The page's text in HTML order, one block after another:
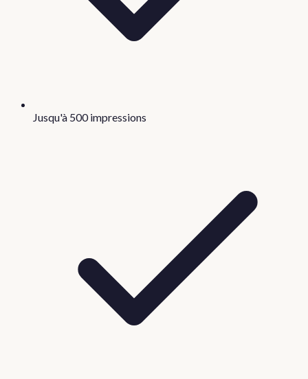
Jusqu'à 500 impressions